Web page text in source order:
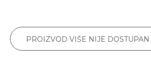
PROIZVOD VIŠE NIJE DOSTUPAN